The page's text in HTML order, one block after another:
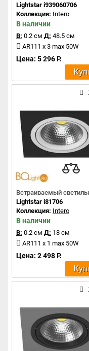
Lightstar i939060706
Коллекция: Intero
В наличии
В: 0.2 см Д: 48.5 см
AR111 x 3 max 50W
Цена: 5 296 Р.
Встраиваемый
Lightstar i81706
Коллекция: Intero
В наличии
В: 0.2 см Д: 18 см
AR111 x 1 max 50W
Цена: 2 498 Р.